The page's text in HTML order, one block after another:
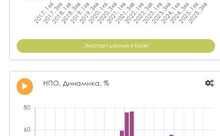
Экспорт данных в Excel
НПО, Динамика, %